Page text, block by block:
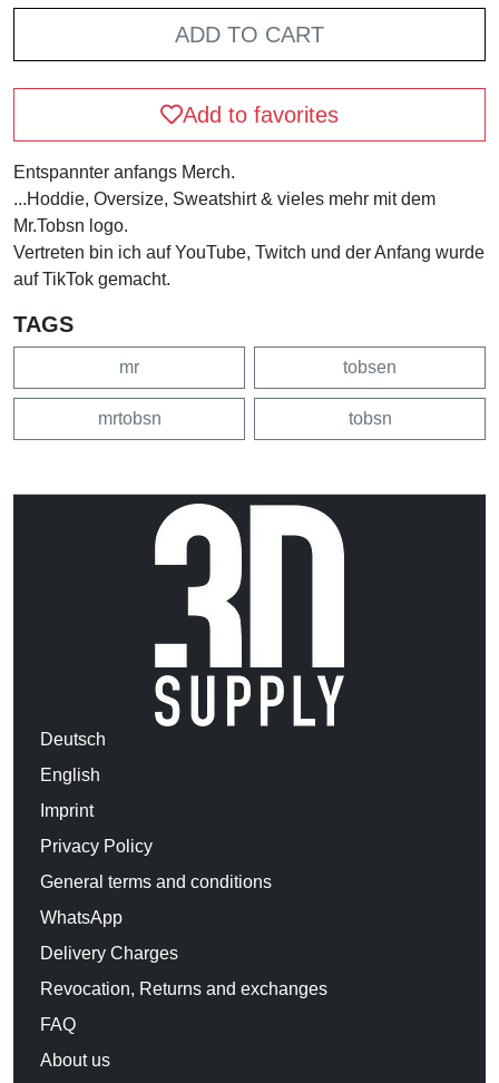
ADD TO CART
Add to favorites
Entspannter anfangs Merch.
...Hoddie, Oversize, Sweatshirt & vieles mehr mit dem
Mr.Tobsn logo.
Vertreten bin ich auf YouTube, Twitch und der Anfang wurde
auf TikTok gemacht.
TAGS
mr tobsen
mrtobsn tobsn
Deutsch
English
Imprint
Privacy Policy
General terms and conditions
WhatsApp
Delivery Charges
Revocation, Returns and exchanges
FAQ
About us